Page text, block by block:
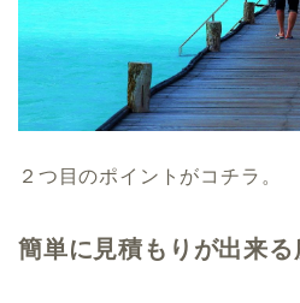
２つ目のポイントがコチラ。
簡単に見積もりが出来る